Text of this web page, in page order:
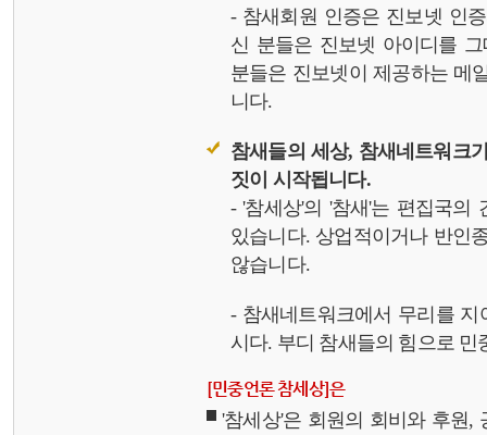
- 참새회원 인증은 진보넷 인
신 분들은 진보넷 아이디를
분들은 진보넷이 제공하는 메
니다.
참새들의 세상, 참새네트워크
짓이 시작됩니다.
- '참세상'의 '참새'는 편집국의
있습니다. 상업적이거나 반인
않습니다.
- 참새네트워크에서 무리를
시다. 부디 참새들의 힘으로 민
[민중언론 참세상]은
'참세상'은 회원의 회비와 후원,